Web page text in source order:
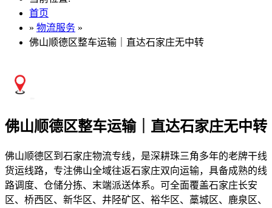
首页
» 物流服务 »
佛山顺德区整车运输｜直达石家庄无中转
佛山顺德区整车运输｜直达石家庄无中转
佛山顺德区到石家庄物流专线，是深耕珠三角多年的老牌干线
货运线路，专注佛山全域往返石家庄双向运输，具备成熟的线
路调度、仓储分拣、末端派送体系。可全面覆盖石家庄长安
区、桥西区、新华区、井陉矿区、裕华区、藁城区、鹿泉区、